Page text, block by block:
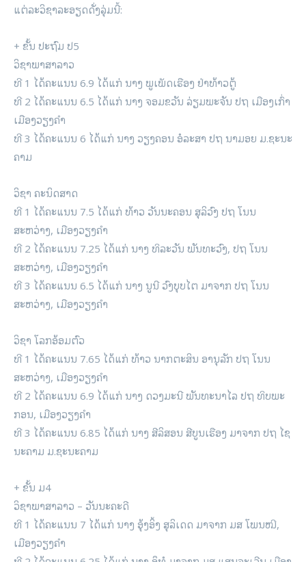
ແຕ່ລະວິຊາລະອຽດດັ່ງລຸ່ມນີ້:
+ ຂັ້ນ ປະຖົມ ປ5
ວິຊາພາສາລາວ
ທີ 1 ໄດ້ຄະແນນ 6.9 ໄດ້ແກ່ ນາງ ພູເພັດເຮືອງ ຢ່າທ້າວຕູ້
ທີ 2 ໄດ້ຄະແນນ 6.5 ໄດ້ແກ່ ນາງ ຈອມຂວັນ ລ່ຽມພະຈັນ ປຖ ເມືອງເກົ່າ
ເມືອງວຽງຄຳ
ທີ 3 ໄດ້ຄະແນນ 6 ໄດ້ແກ່ ນາງ ວຽງຄອນ ອໍລະສາ ປຖ ນາມອຍ ມ.ຊະນະ
ຄາມ
ວິຊາ ຄະນິດສາດ
ທີ 1 ໄດ້ຄະແນນ 7.5 ໄດ້ແກ່ ທ້າວ ວັນນະຄອນ ສຸລິວົງ ປຖ ໂນນ
ສະຫວ່າງ, ເມືອງວຽງຄຳ
ທີ 2 ໄດ້ຄະແນນ 7.25 ໄດ້ແກ່ ນາງ ທິລະວັນ ພັນທະວົງ, ປຖ ໂນນ
ສະຫວ່າງ, ເມືອງວຽງຄຳ
ທີ 3 ໄດ້ຄະແນນ 6.5 ໄດ້ແກ່ ນາງ ນູນີ ວົງບຸບໄຕ ມາຈາກ ປຖ ໂນນ
ສະຫວ່າງ, ເມືອງວຽງຄຳ
ວິຊາ ໂລກອ້ອມຕົວ
ທີ 1 ໄດ້ຄະແນນ 7.65 ໄດ້ແກ່ ທ້າວ ນາກຕະສິນ ອານຸລັກ ປຖ ໂນນ
ສະຫວ່າງ, ເມືອງວຽງຄຳ
ທີ 2 ໄດ້ຄະແນນ 6.9 ໄດ້ແກ່ ນາງ ດວງມະນີ ພັນທະນາໄລ ປຖ ທິບພະ
ກອນ, ເມືອງວຽງຄຳ
ທີ 3 ໄດ້ຄະແນນ 6.85 ໄດ້ແກ່ ນາງ ສີລິສອນ ສີບູນເຮືອງ ມາຈາກ ປຖ ໄຊ
ນະຄາມ ມ.ຊະນະຄາມ
+ ຂັ້ນ ມ4
ວິຊາພາສາລາວ – ວັນນະຄະດີ
ທີ 1 ໄດ້ຄະແນນ 7 ໄດ້ແກ່ ນາງ ອຸ້ງອິ້ງ ສຸລິເດດ ມາຈາກ ມສ ໂພນໝີ,
ເມືອງວຽງຄຳ